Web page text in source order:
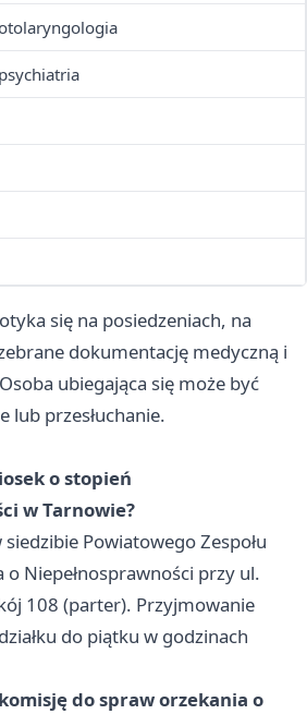
się na posiedzeniach, na
dokumentację medyczną i
ubiegająca się może być
lub przesłuchanie.
o stopień
w Tarnowie?
siedzibie Powiatowego Zespołu
o Niepełnosprawności przy ul.
108 (parter). Przyjmowanie
do piątku w godzinach
do spraw orzekania o